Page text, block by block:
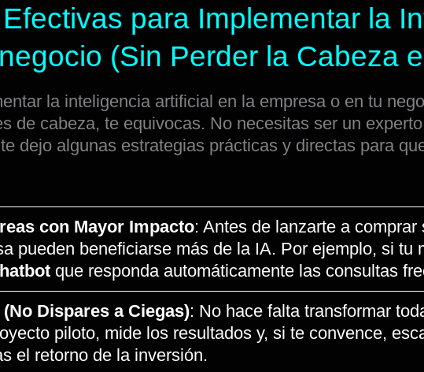
para Implementar la
(Sin Perder la Cabeza
la inteligencia artificial en la empresa o en tu
de cabeza, te equivocas. No necesitas ser un
dejo algunas estrategias prácticas y directas para
con Mayor Impacto: Antes de lanzarte a
pueden beneficiarse más de la IA. Por ejemplo, si
que responda automáticamente las consultas
Dispares a Ciegas): No hace falta transformar
piloto, mide los resultados y, si te convence,
el retorno de la inversión.